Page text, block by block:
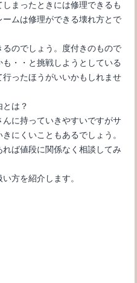
まったときには修理できるも
ムは修理ができる壊れ方とで
のでしょう。度付きのもので
・・と挑戦しようとしている
ったほうがいいかもしれませ
は？
に持っていきやすいですがサ
にくいこともあるでしょう。
ば値段に関係なく相談してみ
方を紹介します。